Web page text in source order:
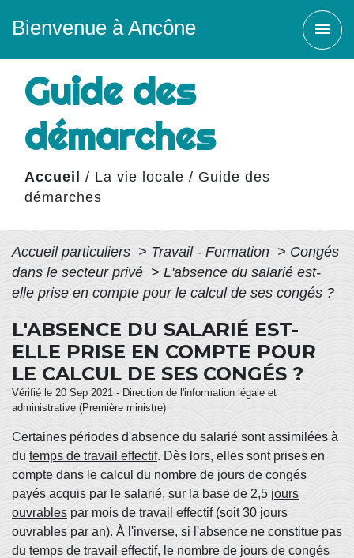
Bienvenue à Ancône menu
Guide des
démarches
Accueil / La vie locale / Guide des
démarches
Accueil particuliers > Travail - Formation > Congés
dans le secteur privé > L'absence du salarié est-
elle prise en compte pour le calcul de ses congés ?
L'ABSENCE DU SALARIÉ EST-
ELLE PRISE EN COMPTE POUR
LE CALCUL DE SES CONGÉS ?
Vérifié le 20 Sep 2021 - Direction de l'information légale et
administrative (Première ministre)
Certaines périodes d'absence du salarié sont assimilées à
du temps de travail effectif. Dès lors, elles sont prises en
compte dans le calcul du nombre de jours de congés
payés acquis par le salarié, sur la base de 2,5 jours
ouvrables par mois de travail effectif (soit 30 jours
ouvrables par an). À l'inverse, si l'absence ne constitue pas
du temps de travail effectif, le nombre de jours de congés